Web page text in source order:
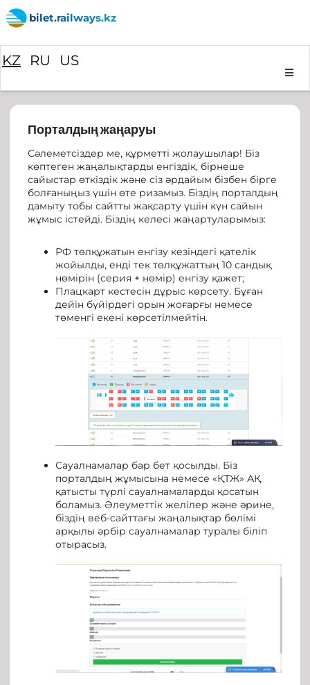
bilet.railways.kz
KZ RU US
Порталдың жаңаруы
Сәлеметсіздер ме, құрметті жолаушылар! Біз
көптеген жаңалықтарды енгіздік, бірнеше
сайыстар өткіздік және сіз әрдайым бізбен бірге
болғаныңыз үшін өте ризамыз. Біздің порталдың
дамыту тобы сайтты жақсарту үшін күн сайын
жұмыс істейді. Біздің келесі жаңартуларымыз:
РФ төлқұжатын енгізу кезіндегі қателік
жойылды, енді тек төлқұжаттың 10 сандық
нөмірін (серия + нөмір) енгізу қажет;
Плацкарт кестесін дұрыс көрсету. Бұған
дейін бүйірдегі орын жоғарғы немесе
төменгі екені көрсетілмейтін.
Сауалнамалар бар бет қосылды. Біз
порталдың жұмысына немесе «ҚТЖ» АҚ
қатысты түрлі сауалнамаларды қосатын
боламыз. Әлеуметтік желілер және әрине,
біздің веб-сайттағы жаңалықтар бөлімі
арқылы әрбір сауалнамалар туралы біліп
отырасыз.